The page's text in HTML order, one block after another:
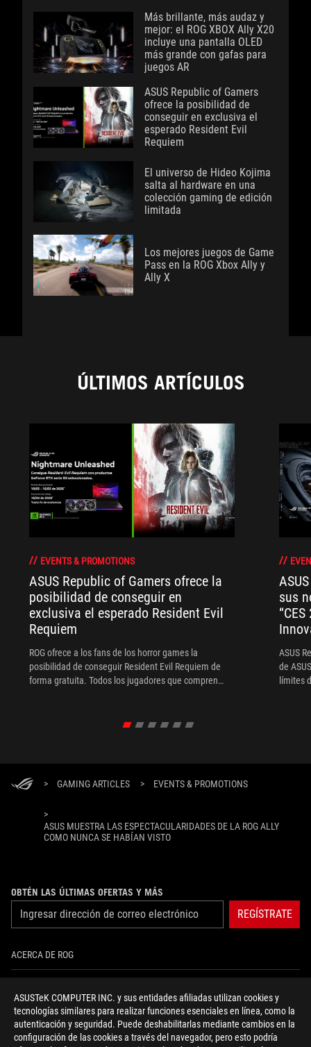
ASUSTeK COMPUTER INC. y sus entidades afiliadas utilizan cookies y
tecnologías similares para realizar funciones esenciales en línea, como la
autenticación y seguridad. Puede deshabilitarlas mediante cambios en la
configuración de las cookies a través del navegador, pero esto podría
Más brillante, más audaz y
mejor: el ROG XBOX Ally X20
incluye una pantalla OLED
más grande con gafas para
juegos AR
ASUS Republic of Gamers
ofrece la posibilidad de
conseguir en exclusiva el
esperado Resident Evil
Requiem
El universo de Hideo Kojima
salta al hardware en una
colección gaming de edición
limitada
Los mejores juegos de Game
Pass en la ROG Xbox Ally y
Ally X
ÚLTIMOS ARTÍCULOS
EVENTS & PROMOTIONS
ASUS Republic of Gamers ofrece la
posibilidad de conseguir en
exclusiva el esperado Resident Evil
Requiem
ROG ofrece a los fans de los horror games la
posibilidad de conseguir Resident Evil Requiem de
forma gratuita. Todos los jugadores que compren
marzo de 2026 recibirán uno de los juegos más
sus
ASUS
de
límites
> GAMING ARTICLES > EVENTS & PROMOTIONS
>
ASUS MUESTRA LAS ESPECTACULARIDADES DE LA ROG ALLY
COMO NUNCA SE HABÍAN VISTO
OBTÉN LAS ÚLTIMAS OFERTAS Y MÁS
REGÍSTRATE
ACERCA DE ROG
NEWSROOM